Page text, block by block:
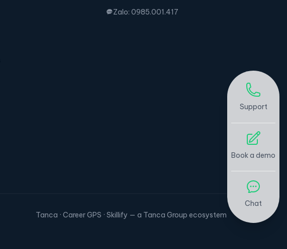
Zalo: 0985.001.417
Tanca · Career GPS · Skillify — a Tanca Group ecosystem
Support
Book a demo
Chat